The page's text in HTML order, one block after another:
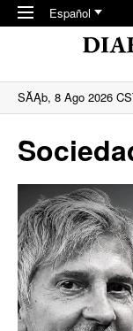
Skip to main content
Español
SĂĄb, 8 Ago 2026